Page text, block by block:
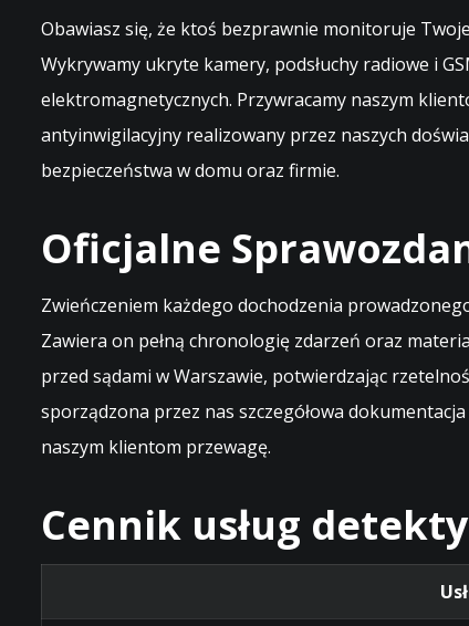
Obawiasz się, że ktoś bezprawnie monitoruje
Wykrywamy ukryte kamery, podsłuchy radiowe i
elektromagnetycznych. Przywracamy naszym
antyinwigilacyjny realizowany przez naszych
bezpieczeństwa w domu oraz firmie.
Oficjalne
Zwieńczeniem każdego dochodzenia
Zawiera on pełną chronologię zdarzeń oraz
przed sądami w Warszawie, potwierdzając
sporządzona przez nas szczegółowa
naszym klientom przewagę.
Cennik usług